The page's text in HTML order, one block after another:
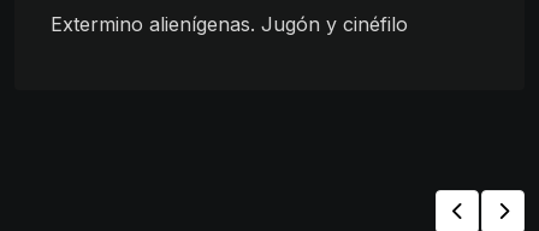
Extermino alienígenas. Jugón y cinéfilo